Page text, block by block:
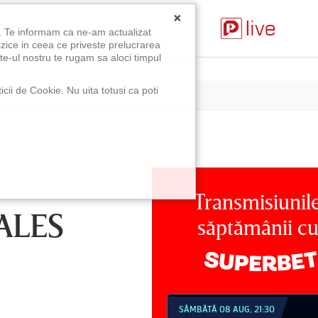
săptămânii cu
DUMINICĂ 09 AUG, 18:30
×
informam ca ne-am actualizat
in ceea ce priveste prelucrarea
ul nostru te rugam sa aloci timpul
de Cookie. Nu uita totusi ca poti